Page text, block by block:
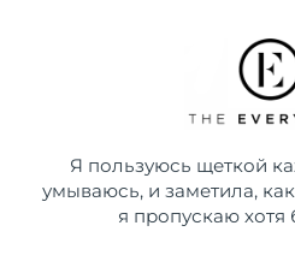
Я пользуюсь щеткой
умываюсь, и заметила,
я пропускаю хотя